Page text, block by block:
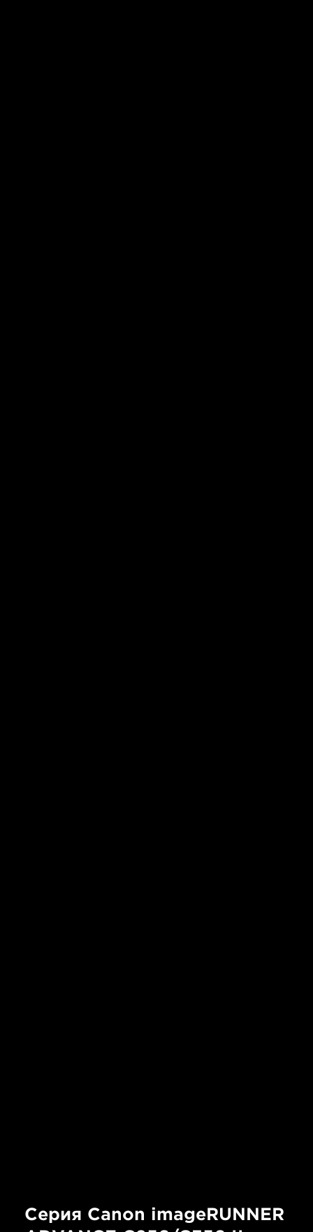
Серия Canon imageRUNNER